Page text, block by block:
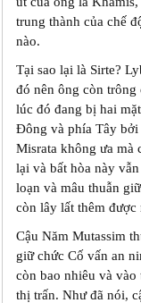
trung thành của chế
nào.
Tại sao lại là Sirte?
đó nên ông còn
lúc đó đang bị hai
Đông và phía Tây bởi
Misrata không ưa mà
lại và bất hòa này
loạn và mâu thuẫn
còn lây lất thêm được
Cậu Năm Mutassim
giữ chức Cố vấn an
còn bao nhiêu và
thị trấn. Như đã nói,